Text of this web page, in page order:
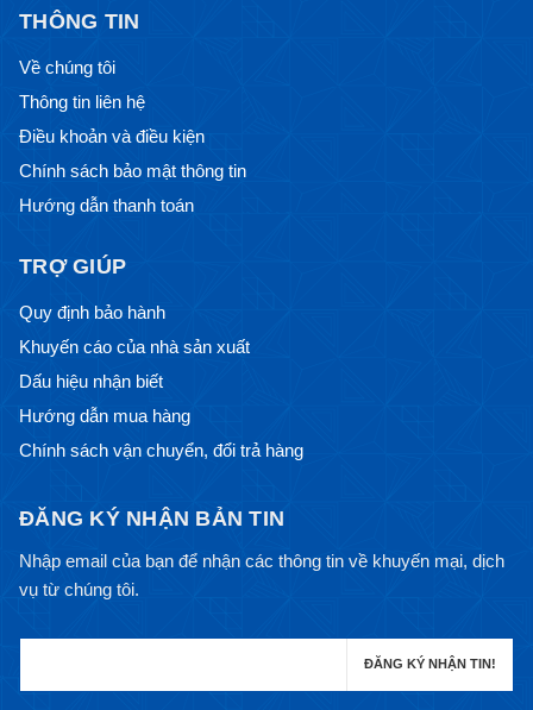
THÔNG TIN
Về chúng tôi
Thông tin liên hệ
Điều khoản và điều kiện
Chính sách bảo mật thông tin
Hướng dẫn thanh toán
TRỢ GIÚP
Quy định bảo hành
Khuyến cáo của nhà sản xuất
Dấu hiệu nhận biết
Hướng dẫn mua hàng
Chính sách vận chuyển, đổi trả hàng
ĐĂNG KÝ NHẬN BẢN TIN
Nhập email của bạn để nhận các thông tin về khuyến mại, dịch
vụ từ chúng tôi.